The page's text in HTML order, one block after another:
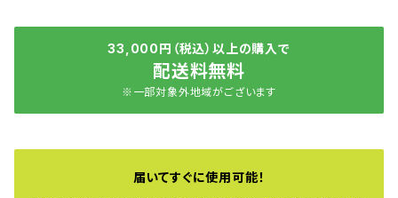
33,000円（税込）以上の購入で
配送料無料
※一部対象外地域がございます
届いてすぐに使用可能！